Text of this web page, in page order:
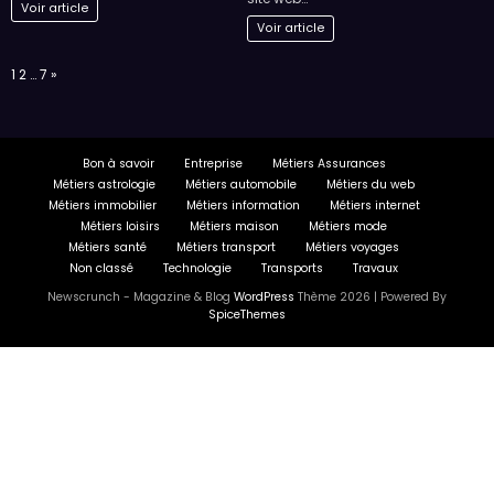
Voir article
Voir article
Page:
1 2 … 7
Entreprise
Métiers Assurances
Métiers astrologie
Métiers automobile
Métiers du web
Métiers immobilier
Métiers information
Métiers loisirs
Métiers maison
Métiers mode
Métiers santé
Métiers transport
Métiers voyages
Technologie Transports
Newscrunch - Magazine & BlogWordPress
Thème 2026 | Powered By
SpiceThemes